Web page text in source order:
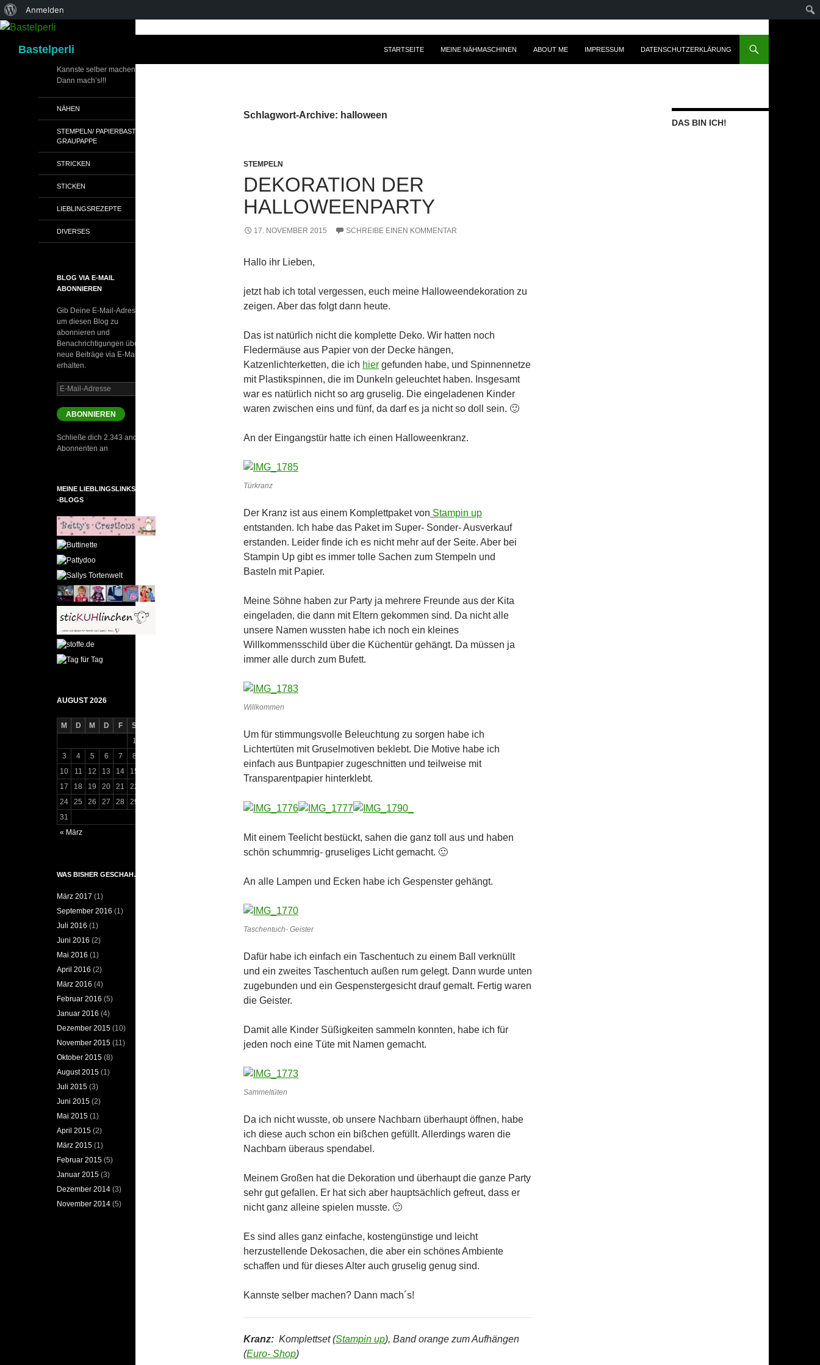
Über
WordPress
Anmelden
Bastelperli
STARTSEITE
MEINE NÄHMASCHINEN ABOUT ME IMPRESSUM DATENSCHUTZERKLÄRUNG
Schlagwort-Archive: halloween
STEMPELN
DEKORATION DER
HALLOWEENPARTY
17. NOVEMBER 2015 SCHREIBE EINEN KOMMENTAR
Hallo ihr Lieben,
jetzt hab ich total vergessen, euch meine Halloweendekoration zu
zeigen. Aber das folgt dann heute.
Das ist natürlich nicht die komplette Deko. Wir hatten noch
Fledermäuse aus Papier von der Decke hängen,
Katzenlichterketten, die ich hier gefunden habe, und Spinnennetze
mit Plastikspinnen, die im Dunkeln geleuchtet haben. Insgesamt
war es natürlich nicht so arg gruselig. Die eingeladenen Kinder
waren zwischen eins und fünf, da darf es ja nicht so doll sein. 🙂
An der Eingangstür hatte ich einen Halloweenkranz.
Türkranz
Der Kranz ist aus einem Komplettpaket von Stampin up
entstanden. Ich habe das Paket im Super- Sonder- Ausverkauf
erstanden. Leider finde ich es nicht mehr auf der Seite. Aber bei
Stampin Up gibt es immer tolle Sachen zum Stempeln und
Basteln mit Papier.
Meine Söhne haben zur Party ja mehrere Freunde aus der Kita
eingeladen, die dann mit Eltern gekommen sind. Da nicht alle
unsere Namen wussten habe ich noch ein kleines
Willkommensschild über die Küchentür gehängt. Da müssen ja
immer alle durch zum Bufett.
Willkommen
Um für stimmungsvolle Beleuchtung zu sorgen habe ich
Lichtertüten mit Gruselmotiven beklebt. Die Motive habe ich
einfach aus Buntpapier zugeschnitten und teilweise mit
Transparentpapier hinterklebt.
Mit einem Teelicht bestückt, sahen die ganz toll aus und haben
schön schummrig- gruseliges Licht gemacht. 🙂
An alle Lampen und Ecken habe ich Gespenster gehängt.
Taschentuch- Geister
Dafür habe ich einfach ein Taschentuch zu einem Ball verknüllt
und ein zweites Taschentuch außen rum gelegt. Dann wurde unten
zugebunden und ein Gespenstergesicht drauf gemalt. Fertig waren
die Geister.
Damit alle Kinder Süßigkeiten sammeln konnten, habe ich für
jeden noch eine Tüte mit Namen gemacht.
Sammeltüten
Da ich nicht wusste, ob unsere Nachbarn überhaupt öffnen, habe
ich diese auch schon ein bißchen gefüllt. Allerdings waren die
Nachbarn überaus spendabel.
Meinem Großen hat die Dekoration und überhaupt die ganze Party
sehr gut gefallen. Er hat sich aber hauptsächlich gefreut, dass er
nicht ganz alleine spielen musste. 🙂
Es sind alles ganz einfache, kostengünstige und leicht
herzustellende Dekosachen, die aber ein schönes Ambiente
schaffen und für dieses Alter auch gruselig genug sind.
Kannste selber machen? Dann mach´s!
Kranz: Komplettset (Stampin up), Band orange zum Aufhängen
(Euro- Shop)
DAS BIN ICH!
Kannste selber machen?
Dann mach’s!!!
NÄHEN
STEMPELN/ PAPIERBASTELN/
GRAUPAPPE
STRICKEN
STICKEN
LIEBLINGSREZEPTE
DIVERSES
BLOG VIA E-MAIL
ABONNIEREN
Gib Deine E-Mail-Adresse an,
um diesen Blog zu
abonnieren und
Benachrichtigungen über
neue Beiträge via E-Mail zu
erhalten.
E-
Mail-
Adresse
ABONNIEREN
Schließe dich 2.343 anderen
Abonnenten an
MEINE LIEBLINGSLINKS UND
-BLOGS
AUGUST 2026
M D M D F S
1
3
4 5 6 7 8
10
11 12 13 14 15
17
18 19 20 21 22
24
25 26 27 28 29
31
« März
WAS BISHER GESCHAH…
März 2017 (1)
September 2016 (1)
Juli 2016 (1)
Juni 2016 (2)
Mai 2016 (1)
April 2016 (2)
März 2016 (4)
Februar 2016 (5)
Januar 2016 (4)
Dezember 2015 (10)
November 2015 (11)
Oktober 2015 (8)
August 2015 (1)
Juli 2015 (3)
Juni 2015 (2)
Mai 2015 (1)
April 2015 (2)
März 2015 (1)
Februar 2015 (5)
Januar 2015 (3)
Dezember 2014 (3)
November 2014 (5)